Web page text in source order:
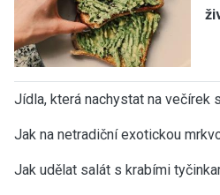
Jídla, která nachystat na večírek
Jak na netradiční exotickou
Jak udělat salát s krabími